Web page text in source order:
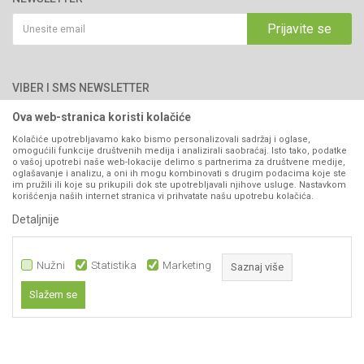
066/44-99-00
Saradnja
Kontakt
Kako kupiti
Isporuka
Pravo na odustajanje
Reklamacije
Povraćaj sredstava
Zamjena artikala
Plaćanje karticama
Prijavite se
VIBER I SMS NEWSLETTER
PRATITE NAS
Ova web-stranica koristi kolačiće
Kolačiće upotrebljavamo kako bismo personalizovali sadržaj i oglase,
omogućili funkcije društvenih medija i analizirali saobraćaj. Isto tako, podatke
o vašoj upotrebi naše web-lokacije delimo s partnerima za društvene medije,
oglašavanje i analizu, a oni ih mogu kombinovati s drugim podacima koje ste
im pružili ili koje su prikupili dok ste upotrebljavali njihove usluge. Nastavkom
korišćenja naših internet stranica vi prihvatate našu upotrebu kolačića.
Detaljnije
Nužni Statistika Marketing Saznaj više
Slažem se